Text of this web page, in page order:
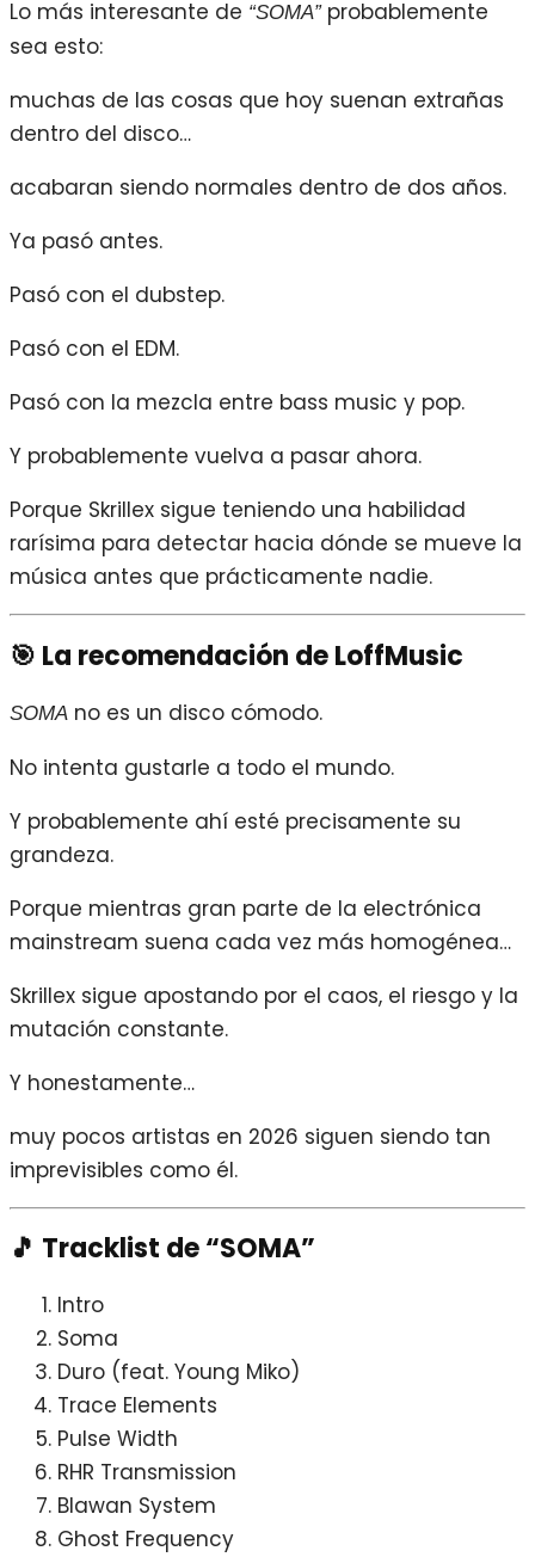
Lo más interesante de “SOMA”probablemente
sea esto:
muchas de las cosas que hoy suenan extrañas
dentro del disco…
acabaran siendo normales dentro de dos años.
Ya pasó antes.
Pasó con el dubstep.
Pasó con el EDM.
Pasó con la mezcla entre bass music y pop.
Y probablemente vuelva a pasar ahora.
Porque Skrillex sigue teniendo una habilidad
rarísima para detectar hacia dónde se mueve la
música antes que prácticamente nadie.
🎯 La recomendación de LoffMusic
SOMA no es un disco cómodo.
No intenta gustarle a todo el mundo.
Y probablemente ahí esté precisamente su
grandeza.
Porque mientras gran parte de la electrónica
mainstream suena cada vez más homogénea…
Skrillex sigue apostando por el caos, el riesgo y la
mutación constante.
Y honestamente…
muy pocos artistas en 2026 siguen siendo tan
imprevisibles como él.
🎵 Tracklist de “SOMA”
Intro
Soma
Duro (feat. Young Miko)
Trace Elements
Pulse Width
RHR Transmission
Blawan System
Ghost Frequency